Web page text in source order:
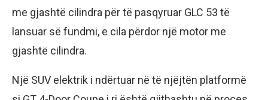
me gjashtë cilindra për të pasqyruar GLC 53 të
lansuar së fundmi, e cila përdor një motor me
gjashtë cilindra.
Një SUV elektrik i ndërtuar në të njëjtën platformë